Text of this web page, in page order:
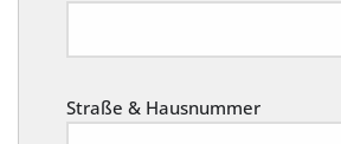
Straße & Hausnummer